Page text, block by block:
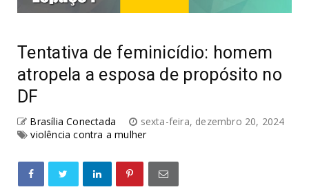
Tentativa de feminicídio: homem
atropela a esposa de propósito no
DF
Brasília Conectada
sexta-feira, dezembro 20, 2024
violência contra a mulher